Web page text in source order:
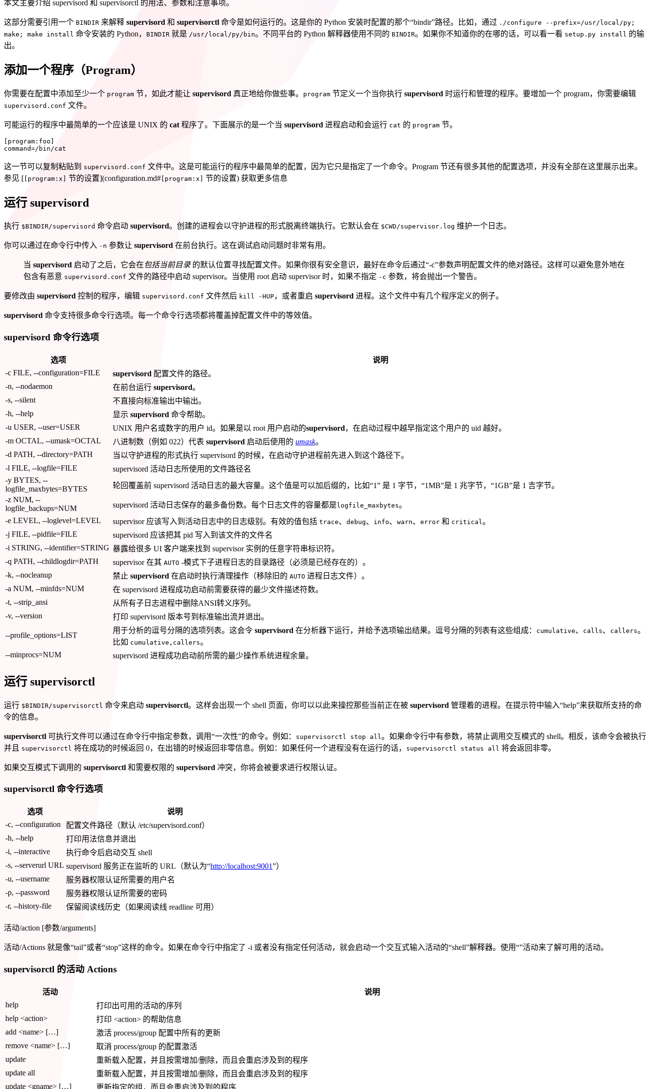
本文主要介绍 supervisord 和 supervisorctl 的用法、参数和注意事项。
这部分需要引用一个 BINDIR 来解释 supervisord 和 supervisorctl 命令是如何运行的。这是你的 Python 安装时配置的那个“bindir”路径。比如，通过 ./configure --prefix=/usr/local/py;
make; make install 命令安装的 Python， BINDIR 就是 /usr/local/py/bin。不同平台的 Python 解释器使用不同的 BINDIR。如果你不知道你的在哪的话，可以看一看 setup.py install 的输
出。
添加一个程序（Program）
你需要在配置中添加至少一个 program 节，如此才能让 supervisord 真正地给你做些事。 program 节定义一个当你执行 supervisord 时运行和管理的程序。要增加一个 program，你需要编辑
supervisord.conf 文件。
可能运行的程序中最简单的一个应该是 UNIX 的 cat 程序了。下面展示的是一个当 supervisord 进程启动和会运行 cat 的 program 节。
[ program:foo ]
command=/bin/cat
这一节可以复制粘贴到 supervisord.conf 文件中。这是可能运行的程序中最简单的配置，因为它只是指定了一个命令。Program 节还有很多其他的配置选项，并没有全部在这里展示出来。
参见 [ [program:x] 节的设置](configuration.md# [program:x] 节的设置) 获取更多信息
运行 supervisord
执行 $BINDIR/supervisord 命令启动 supervisord。创建的进程会以守护进程的形式脱离终端执行。它默认会在 $CWD/supervisor.log 维护一个日志。
你可以通过在命令行中传入 -n 参数让 supervisord 在前台执行。这在调试启动问题时非常有用。
当 supervisord 启动了之后，它会在包括当前目录的默认位置寻找配置文件。如果你很有安全意识，最好在命令后通过“-c”参数声明配置文件的绝对路径。这样可以避免意外地在
包含有恶意 supervisord.conf 文件的路径中启动 supervisor。当使用 root 启动 supervisor 时，如果不指定 -c 参数，将会抛出一个警告。
要修改由 supervisord 控制的程序，编辑 supervisord.conf 文件然后 kill -HUP，或者重启 supervisord 进程。这个文件中有几个程序定义的例子。
supervisord 命令支持很多命令行选项。每一个命令行选项都将覆盖掉配置文件中的等效值。
supervisord 命令行选项
选项
说明
-c FILE, --configuration=FILE
supervisord 配置文件的路径。
-n, --nodaemon
在前台运行 supervisord。
-s, --silent
不直接向标准输出中输出。
-h, --help
显示 supervisord 命令帮助。
-u USER, --user=USER
UNIX 用户名或数字的用户 id。如果是以 root 用户启动的supervisord，在启动过程中越早指定这个用户的 uid 越好。
-m OCTAL, --umask=OCTAL
八进制数（例如 022）代表 supervisord 启动后使用的 umask。
-d PATH, --directory=PATH
当以守护进程的形式执行 supervisord 的时候，在启动守护进程前先进入到这个路径下。
-l FILE, --logfile=FILE
supervisord 活动日志所使用的文件路径名
-y BYTES, --
logfile_maxbytes=BYTES
轮回覆盖前 supervisord 活动日志的最大容量。这个值是可以加后缀的，比如“1” 是 1 字节，“1MB”是 1 兆字节，“1GB”是 1 吉字节。
-z NUM, --
logfile_backups=NUM
supervisord 活动日志保存的最多备份数。每个日志文件的容量都是 logfile_maxbytes。
-e LEVEL, --loglevel=LEVEL
supervisor 应该写入到活动日志中的日志级别。有效的值包括 trace、 debug、 info、 warn、 error 和 critical 。
-j FILE, --pidfile=FILE
supervisord 应该把其 pid 写入到该文件的文件名
-i STRING, --identifier=STRING 暴露给很多 UI 客户端来找到 supervisor 实例的任意字符串标识符。
-q PATH, --childlogdir=PATH
supervisor 在其 AUTO -模式下子进程日志的目录路径（必须是已经存在的）。
-k, --nocleanup
禁止 supervisord 在启动时执行清理操作（移除旧的 AUTO 进程日志文件）。
-a NUM, --minfds=NUM
在 supervisord 进程成功启动前需要获得的最少文件描述符数。
-t, --strip_ansi
从所有子日志进程中删除ANSI转义序列。
-v, --version
打印 supervisord 版本号到标准输出流并退出。
--profile_options=LIST
用于分析的逗号分隔的选项列表。这会令 supervisord 在分析器下运行，并给予选项输出结果。逗号分隔的列表有这些组成： cumulative、 calls、 callers。
比如 cumulative,callers。
--minprocs=NUM
supervisord 进程成功启动前所需的最少操作系统进程余量。
运行 supervisorctl
运行 $BINDIR/supervisorctl 命令来启动 supervisorctl。这样会出现一个 shell 页面，你可以以此来操控那些当前正在被 supervisord 管理着的进程。在提示符中输入“help”来获取所支持的命
令的信息。
supervisorctl 可执行文件可以通过在命令行中指定参数，调用“一次性”的命令。例如： supervisorctl stop all 。如果命令行中有参数，将禁止调用交互模式的 shell。相反，该命令会被执行
并且 supervisorctl 将在成功的时候返回 0，在出错的时候返回非零信息。例如：如果任何一个进程没有在运行的话， supervisorctl status all 将会返回非零。
如果交互模式下调用的 supervisorctl 和需要权限的 supervisord 冲突，你将会被要求进行权限认证。
supervisorctl 命令行选项
选项
说明
-c, --configuration
配置文件路径（默认 /etc/supervisord.conf）
-h, --help
打印用法信息并退出
-i, --interactive
执行命令后启动交互 shell
-s, --serverurl URL supervisord 服务正在监听的 URL（默认为“http://localhost:9001”）
-u, --username
服务器权限认证所需要的用户名
-p, --password
服务器权限认证所需要的密码
-r, --history-file
保留阅读线历史（如果阅读线 readline 可用）
活动/action [参数/arguments]
活动/Actions 就是像“tail”或者“stop”这样的命令。如果在命令行中指定了 -i 或者没有指定任何活动，就会启动一个交互式输入活动的“shell”解释器。使用“”活动来了解可用的活动。
supervisorctl 的活动 Actions
活动
说明
help
打印出可用的活动的序列
help <action>
打印 <action> 的帮助信息
add <name> […]
激活 process/group 配置中所有的更新
remove <name> […]
取消 process/group 的配置激活
update
重新载入配置，并且按需增加/删除，而且会重启涉及到的程序
update all
重新载入配置，并且按需增加/删除，而且会重启涉及到的程序
update <gname> […]
更新指定的组，而且会重启涉及到的程序